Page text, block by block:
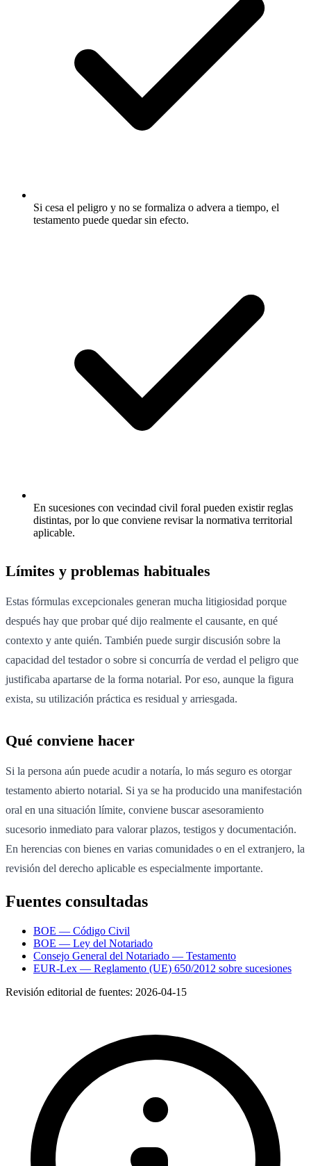
Si cesa el peligro y no se formaliza o advera a tiempo, el
testamento puede quedar sin efecto.
En sucesiones con vecindad civil foral pueden existir reglas
distintas, por lo que conviene revisar la normativa territorial
aplicable.
Límites y problemas habituales
Estas fórmulas excepcionales generan mucha litigiosidad porque
después hay que probar qué dijo realmente el causante, en qué
contexto y ante quién. También puede surgir discusión sobre la
capacidad del testador o sobre si concurría de verdad el peligro que
justificaba apartarse de la forma notarial. Por eso, aunque la figura
exista, su utilización práctica es residual y arriesgada.
Qué conviene hacer
Si la persona aún puede acudir a notaría, lo más seguro es otorgar
testamento abierto notarial. Si ya se ha producido una manifestación
oral en una situación límite, conviene buscar asesoramiento
sucesorio inmediato para valorar plazos, testigos y documentación.
En herencias con bienes en varias comunidades o en el extranjero, la
revisión del derecho aplicable es especialmente importante.
Fuentes consultadas
BOE — Código Civil
BOE — Ley del Notariado
Consejo General del Notariado — Testamento
EUR-Lex — Reglamento (UE) 650/2012 sobre sucesiones
Revisión editorial de fuentes: 2026-04-15